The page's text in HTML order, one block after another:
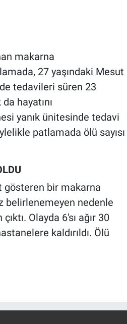
makarna
27 yaşındaki Mesut
tedavileri süren 23
hayatını
yanık ünitesinde tedavi
patlamada ölü sayısı
gösteren bir makarna
belirlenemeyen nedenle
Olayda 6'sı ağır 30
kaldırıldı. Ölü